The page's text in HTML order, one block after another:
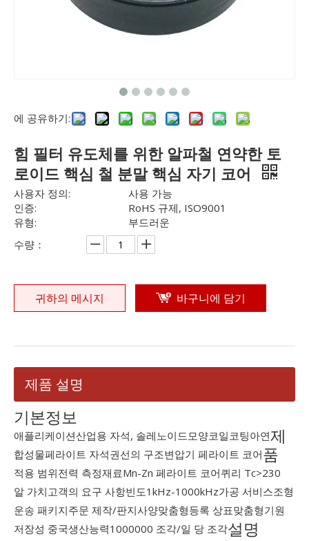
에 공유하기:
힘 필터 유도체를 위한 알파철 연약한 토
로이드 핵심 철 분말 핵심 자기 코어
사용자 정의:
사용 가능
인증:
RoHS 규제, ISO9001
유형:
부드러운
수량：
귀하의 메시지 바구니에 담기
제품 설명
기본정보
애플리케이션산업용 자석, 솔레노이드모양코일코팅아연
합성물페라이트 자석권선의 구조변압기 페라이트 코어
적용 범위전력 측정재료Mn-Zn 페라이트 코어퀴리 Tc>230
알 가치고객의 요구 사항빈도1kHz-1000kHz가공 서비스조형
운송 패키지주문 제작/판지사양맞춤형등록 상표맞춤형기원
저장성 중국생산능력1000000 조각/일 당 조각
제
품
설명